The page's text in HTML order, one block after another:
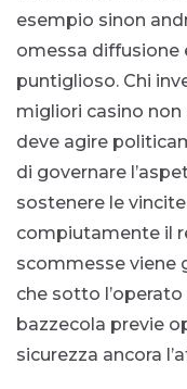
esempio sinon
omessa diffusione
puntiglioso. Chi
migliori casino
deve agire
di governare
sostenere le
compiutamente il
scommesse viene
che sotto
bazzecola previe
sicurezza ancora